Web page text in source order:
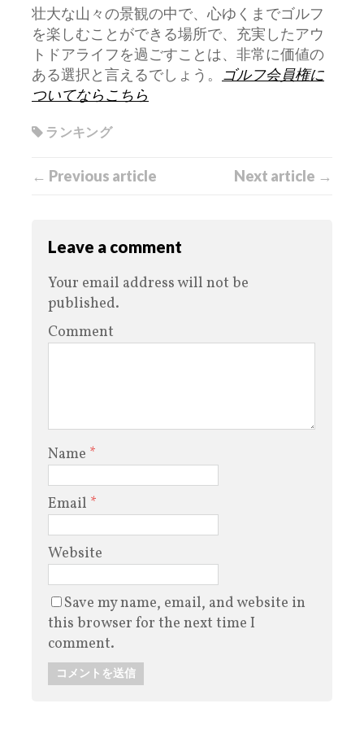
壮大な山々の景観の中で、心ゆくまでゴルフ
を楽しむことができる場所で、充実したアウ
トドアライフを過ごすことは、非常に価値の
ある選択と言えるでしょう。 ゴルフ会員権に
ついてならこちら
ランキング
← Previous article Next article →
Leave a comment
Your email address will not be
published.
Comment
Name *
Email *
Website
Save my name, email, and website in
this browser for the next time I
comment.